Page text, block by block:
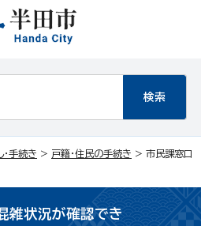
・手続き > 戸籍・住民の手続き > 市民課窓口
雑状況が確認でき